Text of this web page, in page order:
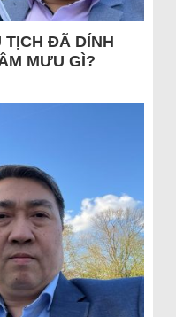
TỊCH ĐÃ DÍNH
MƯU GÌ?